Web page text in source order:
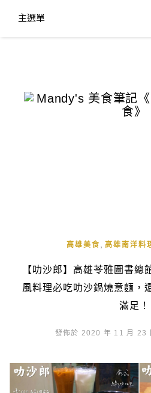
主選單
高雄美食 高雄南洋料
【叻沙郎】高雄苓雅圖書總
風料理必吃叻沙鍋燒意麵，
滿足！
發佈於 2020 年 11 月 23